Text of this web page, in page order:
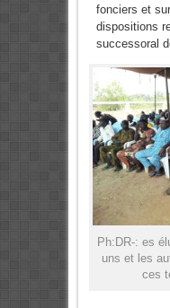
fonciers et
dispositions
successoral
Ph:DR-: es
uns et les
ces